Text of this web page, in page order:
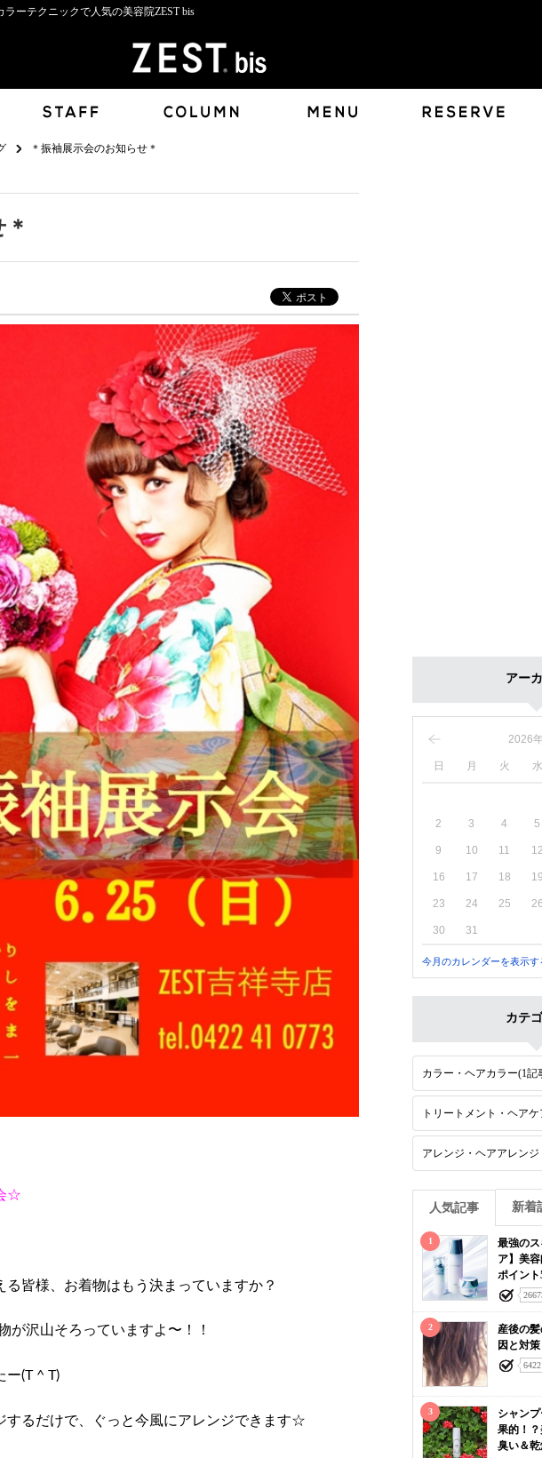
ーテクニックで人気の美容院ZEST bis
＊振袖展示会のお知らせ＊
☆
皆様、お着物はもう決まっていますか？
が沢山そろっていますよ〜！！
ー(T ^ T)
するだけで、ぐっと今風にアレンジできます☆
アー
2026
日 月 火 水
2 3 4 5
9 10 11 12
16 17 18 19
23 24 25 26
30 31
今月のカレンダーを表示す
カテ
カラー・ヘアカラー(1記
トリートメント・ヘア
人気記事 新着
1
最強の
ア】美
ポイント
2
産後の
因と対策
6422
3
シャン
果的！
臭い＆